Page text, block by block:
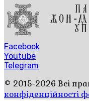
Facebook
Youtube
Telegram
© 2015-2026 Всі
конфіденційності